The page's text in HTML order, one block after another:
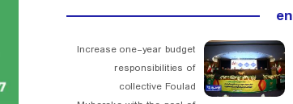
en
Increase one-year budget
responsibilities of
collective Foulad